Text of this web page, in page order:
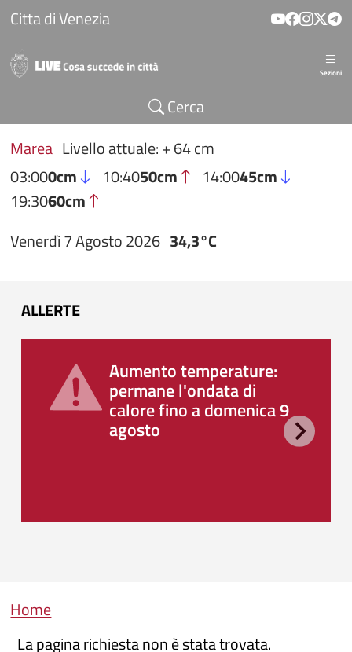
Salta al contenuto principale
Citta di Venezia
Sezioni
Cerca
Marea Livello attuale: + 64 cm
03:000cm 10:4050cm 14:0045cm
19:3060cm
Venerdì 7 Agosto 2026 34,3°C
ALLERTE
Aumento temperature:
permane l'ondata di
calore fino a domenica 9
agosto
Briciole di pane
Home
La pagina richiesta non è stata trovata.